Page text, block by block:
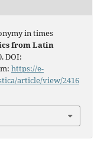
in times
from Latin
DOI:
https://e-
article/view/2416